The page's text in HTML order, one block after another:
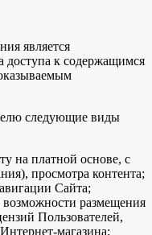
является
доступа к содержащимся
следующие виды
на платной основе, с
просмотра контента;
Сайта;
возможности размещения
Пользователей,
магазина;